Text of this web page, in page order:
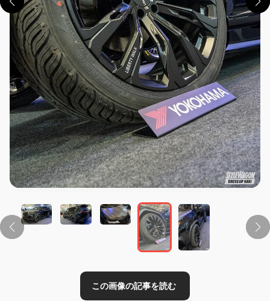
この画像の記事を読む